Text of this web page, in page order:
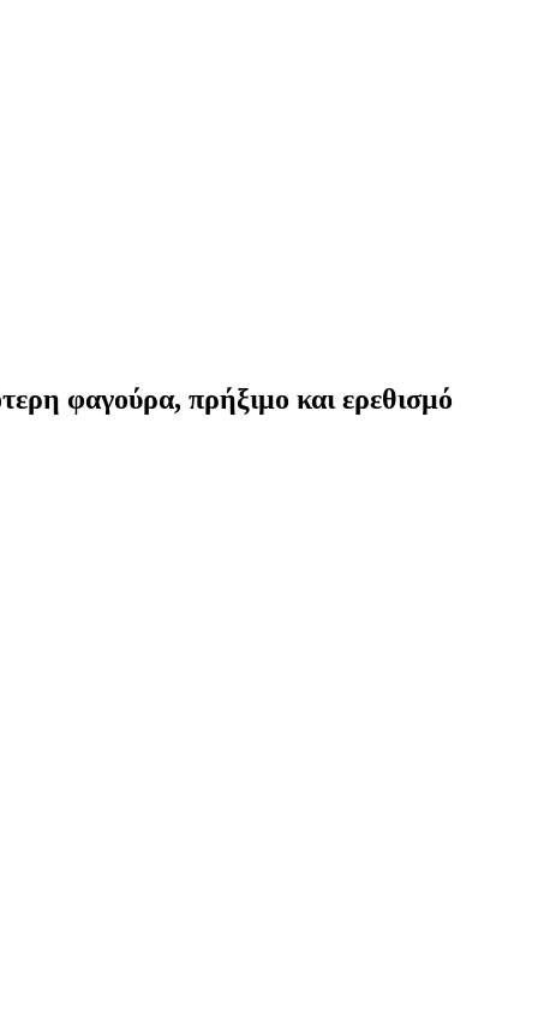
φαγούρα, πρήξιμο και ερεθισμό